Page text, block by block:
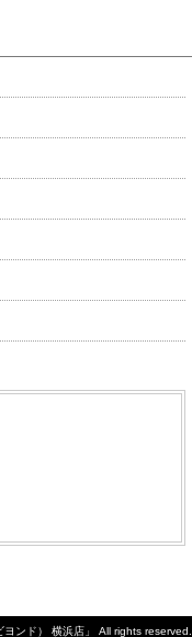
ンド） 横浜店」 All rights reserved.